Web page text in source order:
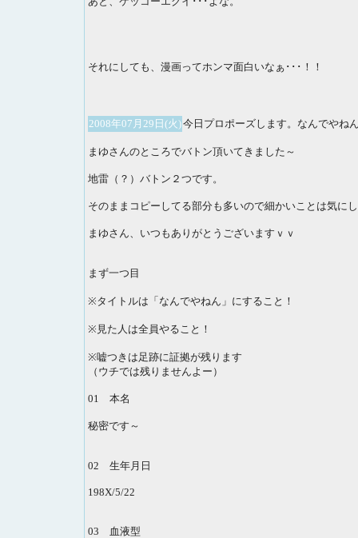
それにしても、漫画ってホンマ面白いなぁ･･･！！
2008年07月29日(火)今日プロポーズします。なんでやね
まゆさんのところでバトン頂いてきました～
地雷（？）バトン２つです。
そのままコピーしてる部分も多いので細かいことは気に
まゆさん、いつもありがとうございますｖｖ
まず一つ目
※タイトルは「なんでやねん」にすること！
※見た人は全員やること！
※嘘つきは足跡に証拠が残ります
（ウチでは残りませんよー）
01 本名
秘密です～
02 生年月日
198X/5/22
03 血液型